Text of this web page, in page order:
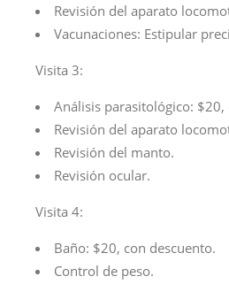
Revisión del aparato
Vacunaciones: Estipular
Visita 3:
Análisis parasitológico: $20,
Revisión del aparato
Revisión del manto.
Revisión ocular.
Visita 4:
Baño: $20, con descuento.
Control de peso.